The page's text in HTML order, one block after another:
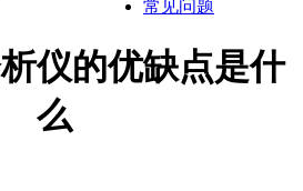
常见问题
仪的优缺点是什
么